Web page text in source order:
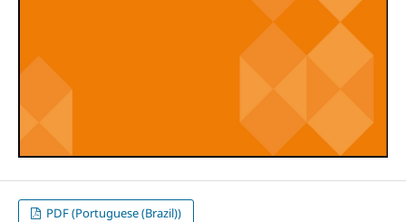
PDF (Portuguese (Brazil))